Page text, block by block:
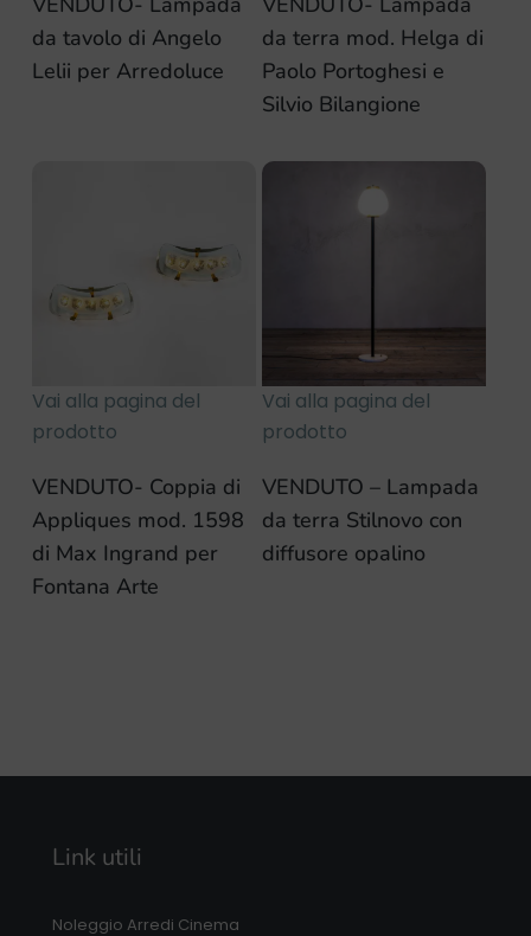
da tavolo di Angelo
Lelii per Arredoluce
da terra mod. Helga di
Paolo Portoghesi e
Silvio Bilangione
Vai alla pagina del
prodotto
VENDUTO- Coppia di
Appliques mod. 1598
di Max Ingrand per
Fontana Arte
Vai alla pagina del
prodotto
VENDUTO – Lampada
da terra Stilnovo con
diffusore opalino
Link utili
Noleggio Arredi Cinema